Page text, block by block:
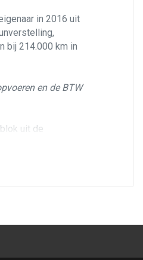
in 2016 uit
bij 214.000 km in
en de BTW
uit de
in september
De eigenaar
is nog strak.